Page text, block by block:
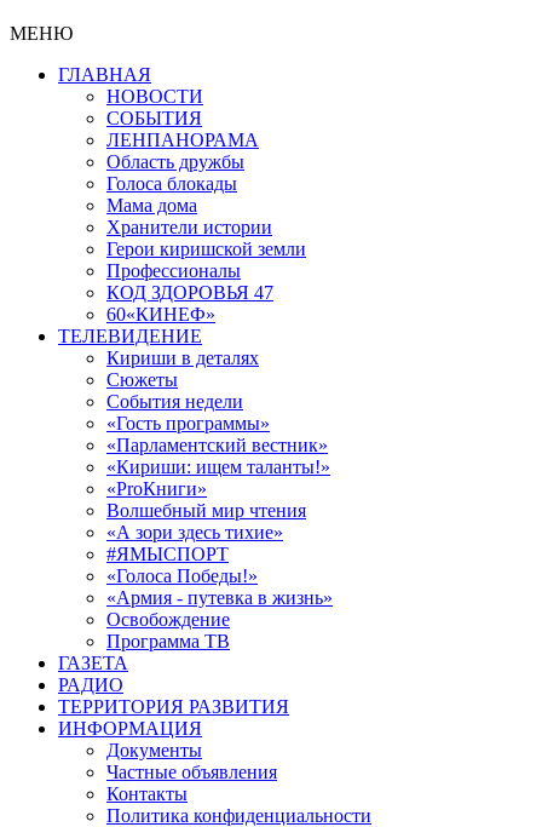
МЕНЮ
ГЛАВНАЯ
НОВОСТИ
СОБЫТИЯ
ЛЕНПАНОРАМА
Область дружбы
Голоса блокады
Мама дома
Хранители истории
Герои киришской земли
Профессионалы
КОД ЗДОРОВЬЯ 47
60«КИНЕФ»
ТЕЛЕВИДЕНИЕ
Кириши в деталях
Сюжеты
События недели
«Гость программы»
«Парламентский вестник»
«Кириши: ищем таланты!»
«ProКниги»
Волшебный мир чтения
«А зори здесь тихие»
#ЯМЫСПОРТ
«Голоса Победы!»
«Армия - путевка в жизнь»
Освобождение
Программа ТВ
ГАЗЕТА
РАДИО
ТЕРРИТОРИЯ РАЗВИТИЯ
ИНФОРМАЦИЯ
Документы
Частные объявления
Контакты
Политика конфиденциальности